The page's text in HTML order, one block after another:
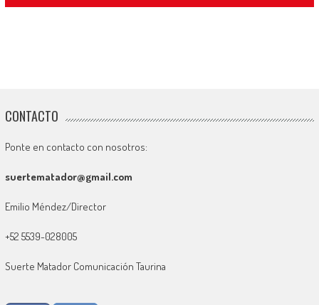
CONTACTO
Ponte en contacto con nosotros:
suertematador@gmail.com
Emilio Méndez/Director
+52 5539-028005
Suerte Matador Comunicación Taurina